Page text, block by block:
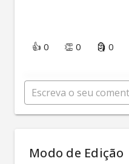
👍 0 👏 0 🗿 0
Modo de Edição